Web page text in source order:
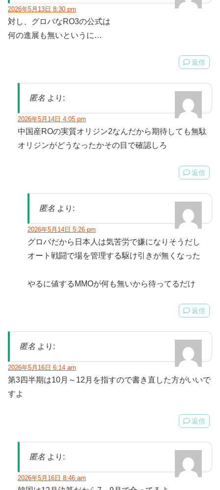
2026年5月13日 8:30 pm
対し、グロバなRO3の公式は
何の進展も無いというに…
返信
匿名 より:
2026年5月14日 4:05 pm
中国産ROの実質オリジン2なんだから期待しても無駄
オリジンがどうなったかその目で確認しろ
返信
匿名 より:
2026年5月14日 5:26 pm
グロバだから日本人は気苦労で嫌になりそうだし
オート戦闘で場を管理する駆け引きが無くなった
やるに値するMMOが何も無いから待ってるだけ
返信
匿名 より:
2026年5月16日 6:14 am
第3四半期は10月～12月を指すので書き直した方がいいで
すよ
返信
匿名 より:
2026年5月16日 8:46 am